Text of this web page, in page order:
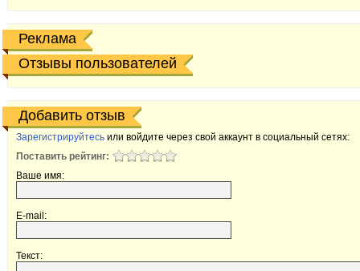
Реклама
Отзывы пользователей
Добавить отзыв
Зарегистрируйтесь или войдите через свой аккаунт в социальный сетях:
Поставить рейтинг:
Ваше имя:
E-mail:
Текст: